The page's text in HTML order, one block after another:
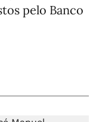
pelo Banco